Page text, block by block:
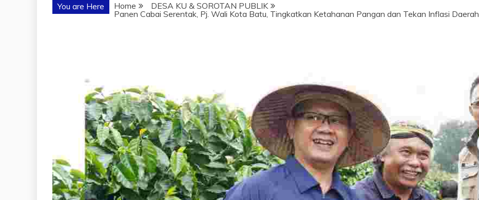
You are Here Home
DESA KU & SOROTAN PUBLIK
Panen Cabai Serentak, Pj. Wali Kota Batu, Tingkatkan Ketahanan Pangan dan Tekan Inflasi Daerah